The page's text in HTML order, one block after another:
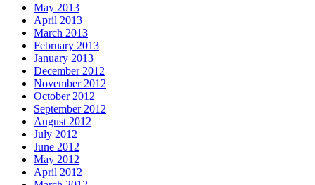
May 2013
April 2013
March 2013
February 2013
January 2013
December 2012
November 2012
October 2012
September 2012
August 2012
July 2012
June 2012
May 2012
April 2012